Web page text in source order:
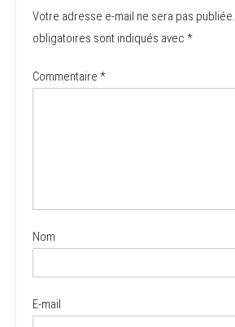
Votre adresse e-mail ne sera pas publiée.
obligatoires sont indiqués avec *
Commentaire *
Nom
E-mail